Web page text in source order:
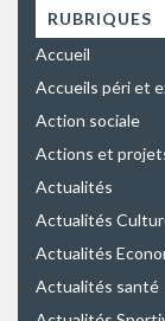
RUBRIQUES
Accueil
Accueils péri et
Action sociale
Actions et
Actualités
Actualités
Actualités
Actualités santé